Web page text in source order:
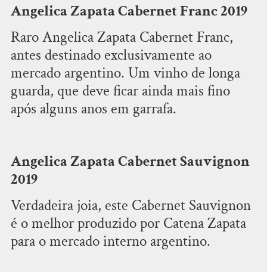
Angelica Zapata Cabernet Franc 2019
Raro Angelica Zapata Cabernet Franc,
antes destinado exclusivamente ao
mercado argentino. Um vinho de longa
guarda, que deve ficar ainda mais fino
após alguns anos em garrafa.
Angelica Zapata Cabernet Sauvignon
2019
Verdadeira joia, este Cabernet Sauvignon
é o melhor produzido por Catena Zapata
para o mercado interno argentino.